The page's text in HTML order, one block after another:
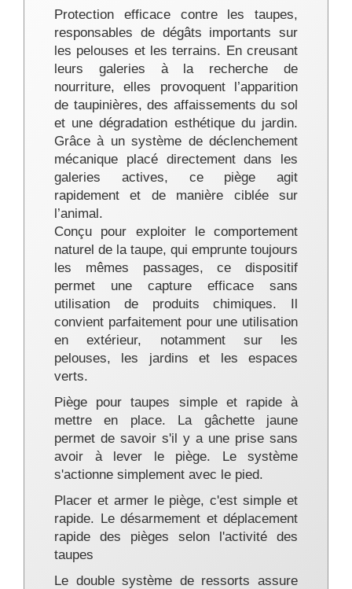
Protection efficace contre les taupes,
responsables de dégâts importants sur
les pelouses et les terrains. En creusant
leurs galeries à la recherche de
nourriture, elles provoquent l’apparition
de taupinières, des affaissements du sol
et une dégradation esthétique du jardin.
Grâce à un système de déclenchement
mécanique placé directement dans les
galeries actives, ce piège agit
rapidement et de manière ciblée sur
l’animal.
Conçu pour exploiter le comportement
naturel de la taupe, qui emprunte toujours
les mêmes passages, ce dispositif
permet une capture efficace sans
utilisation de produits chimiques. Il
convient parfaitement pour une utilisation
en extérieur, notamment sur les
pelouses, les jardins et les espaces
verts.
Piège pour taupes simple et rapide à
mettre en place. La gâchette jaune
permet de savoir s'il y a une prise sans
avoir à lever le piège. Le système
s'actionne simplement avec le pied.
Placer et armer le piège, c'est simple et
rapide. Le désarmement et déplacement
rapide des pièges selon l'activité des
taupes
Le double système de ressorts assure